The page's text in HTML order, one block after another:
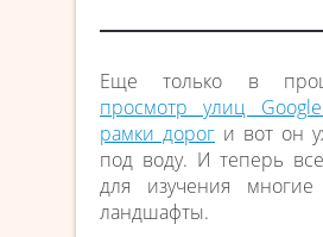
Еще только в
просмотр улиц
рамки дорог и вот он
под воду. И теперь
для изучения
ландшафты.